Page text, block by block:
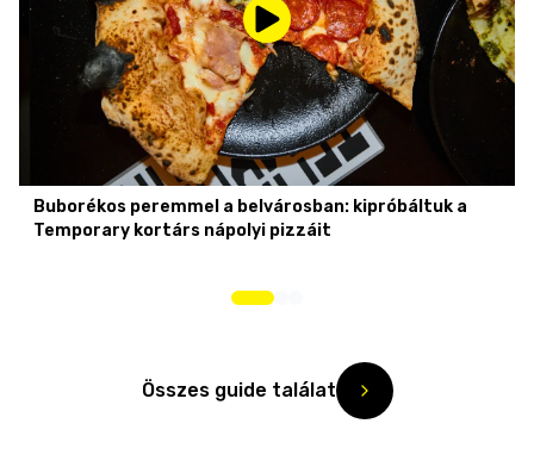
Buborékos peremmel a belvárosban: kipróbáltuk a
Temporary kortárs nápolyi pizzáit
Összes guide találat